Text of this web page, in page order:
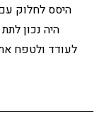
היסס לחלוק
היה נכון
לעודד ולטפח